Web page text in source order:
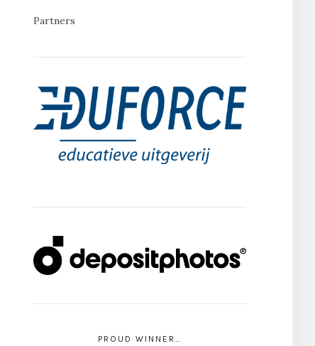
Partners
PROUD WINNER…